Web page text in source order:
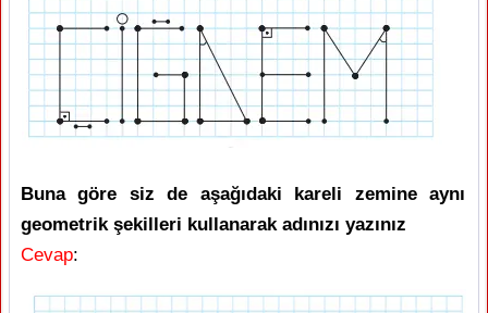
Buna göre siz de aşağıdaki kareli zemine aynı
geometrik şekilleri kullanarak adınızı yazınız
Cevap: